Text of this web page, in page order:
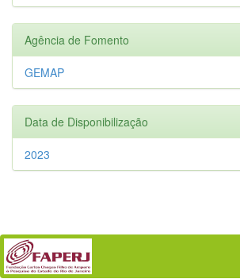
Agência de Fomento
GEMAP
Data de Disponibilização
2023